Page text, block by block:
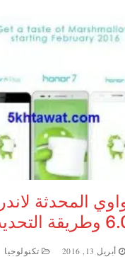
المحدثة
أبريل 13, 2016 تكنولوجيا